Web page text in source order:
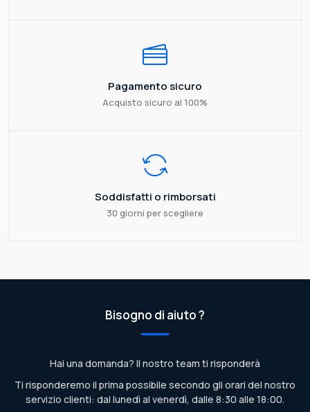
Pagamento sicuro
Acquisto sicuro al 100%
Soddisfatti o rimborsati
30 giorni per scegliere
Bisogno di aiuto ?
Hai una domanda? Il nostro team ti risponderà
Ti risponderemo il prima possibile secondo gli orari del nostro
servizio clienti: dal lunedì al venerdì, dalle 8:30 alle 18:00.